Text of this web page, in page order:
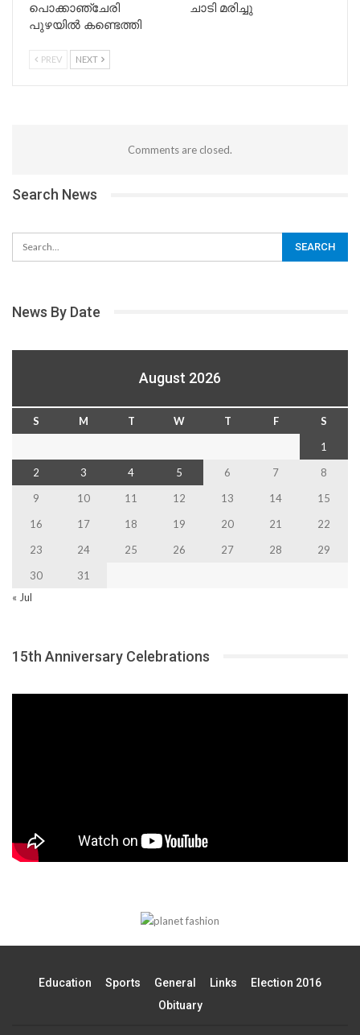
പൊക്കാഞ്ചേരി
പുഴയിൽ കണ്ടെത്തി
ചാടി മരിച്ചു
PREV NEXT
Comments are closed.
Search News
News By Date
August 2026
S M T W T F
S
1
2
3 4 5 6 7
8
9
10 11 12 13 14
15
16
17 18 19 20 21
22
23
24 25 26 27 28
29
30
31
« Jul
15th Anniversary Celebrations
Education Sports General Links
Election 2016
Obituary